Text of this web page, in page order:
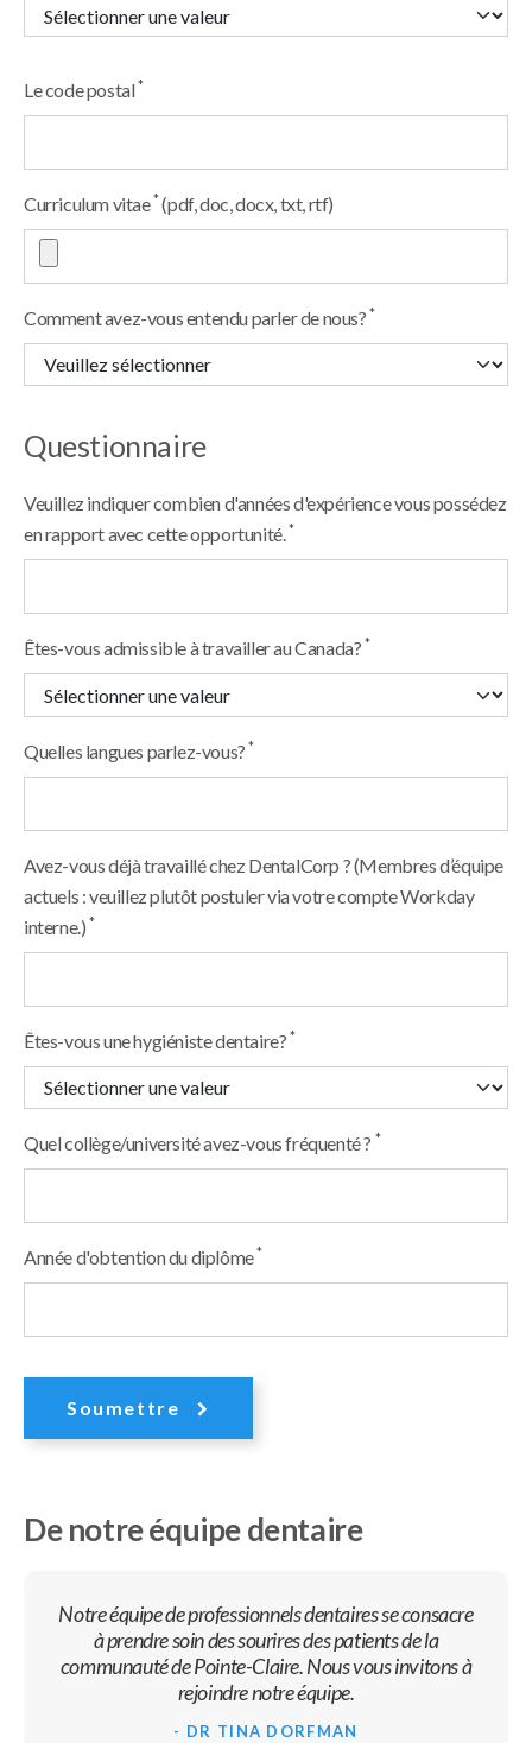
Le code postal*
Curriculum vitae*(pdf, doc, docx, txt, rtf)
Comment avez-vous entendu parler de nous?*
Questionnaire
Veuillez indiquer combien d'années d'expérience vous possédez
en rapport avec cette opportunité.*
Êtes-vous admissible à travailler au Canada? *
Quelles langues parlez-vous?*
Avez-vous déjà travaillé chez DentalCorp ? (Membres d’équipe
actuels : veuillez plutôt postuler via votre compte Workday
interne.) *
Êtes-vous une hygiéniste dentaire? *
Quel collège/université avez-vous fréquenté ? *
Année d'obtention du diplôme*
Soumettre
De notre équipe dentaire
Notre équipe de professionnels dentaires se consacre
à prendre soin des sourires des patients de la
communauté de Pointe-Claire. Nous vous invitons à
rejoindre notre équipe.
- DR TINA DORFMAN